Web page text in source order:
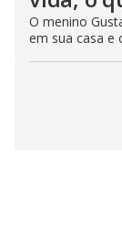
O menino
em sua casa e